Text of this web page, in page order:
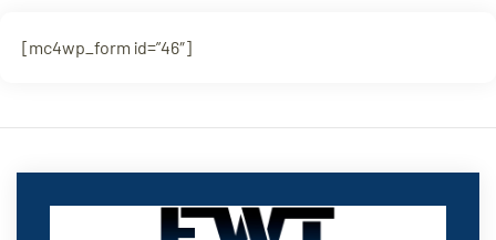
[mc4wp_form id=”46″]